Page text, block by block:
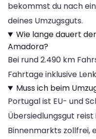
bekommst du nach
deines Umzugsguts.
Wie lange dauert
Amadora?
Bei rund 2.490 km
Fahrtage inklusive
Muss ich beim
Portugal ist EU- und
Übersiedlungsgut
Binnenmarkts zollfrei,